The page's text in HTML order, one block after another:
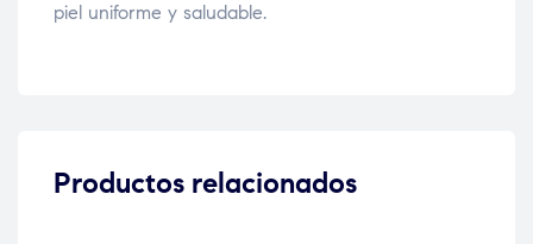
piel uniforme y saludable.
Productos relacionados